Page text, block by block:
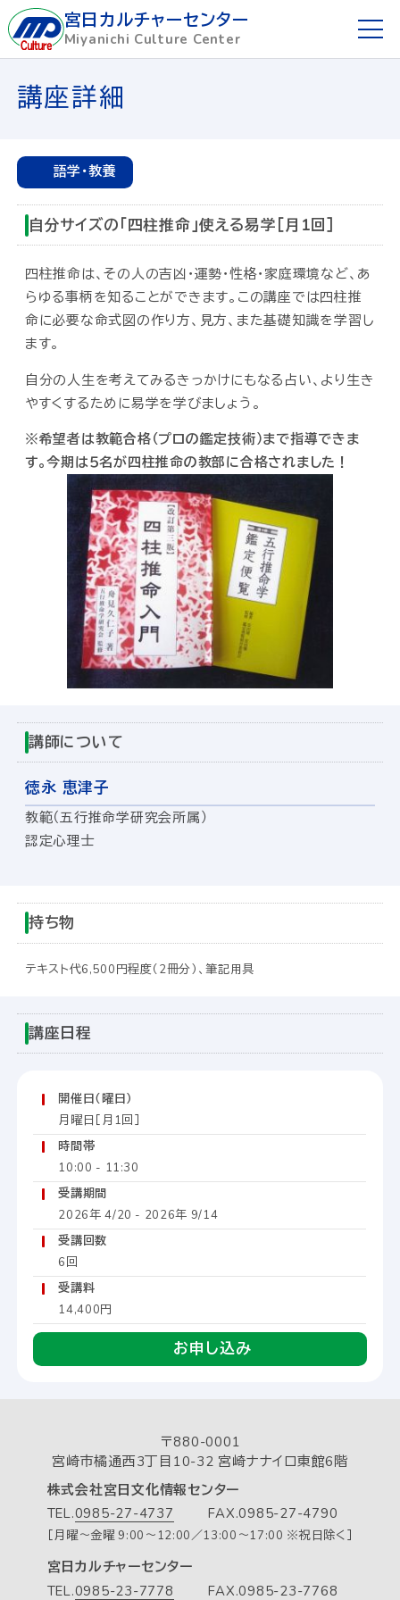
宮日カルチャーセンター
Miyanichi Culture Center
ホーム
お申し込み方法
講座を探す
講師募集
懇話会
宮日めばえ教室
講座詳細
語学・教養
自分サイズの「四柱推命」使える易学［月1回］
四柱推命は、その人の吉凶・運勢・性格・家庭環境など、あ
らゆる事柄を知ることができます。この講座では四柱推
命に必要な命式図の作り方、見方、また基礎知識を学習し
ます。
自分の人生を考えてみるきっかけにもなる占い、より生き
やすくするために易学を学びましょう。
※希望者は教範合格（プロの鑑定技術）まで指導できま
す。今期は５名が四柱推命の教部に合格されました！
講師について
徳永 恵津子
教範（五行推命学研究会所属）
認定心理士
持ち物
テキスト代6,500円程度（2冊分）、筆記用具
講座日程
開催日（曜日）
月曜日［月1回］
時間帯
10:00 - 11:30
受講期間
2026年 4/20 - 2026年 9/14
受講回数
6回
受講料
14,400円
お申し込み
〒880-0001
宮崎市橘通西3丁目10-32 宮崎ナナイロ東館6階
株式会社宮日文化情報センター
TEL.0985-27-4737
［月曜～金曜 9:00～12:00／13:00～17:00 ※祝日除く］
FAX.0985-27-4790
宮日カルチャーセンター
TEL.0985-23-7778 FAX.0985-23-7768